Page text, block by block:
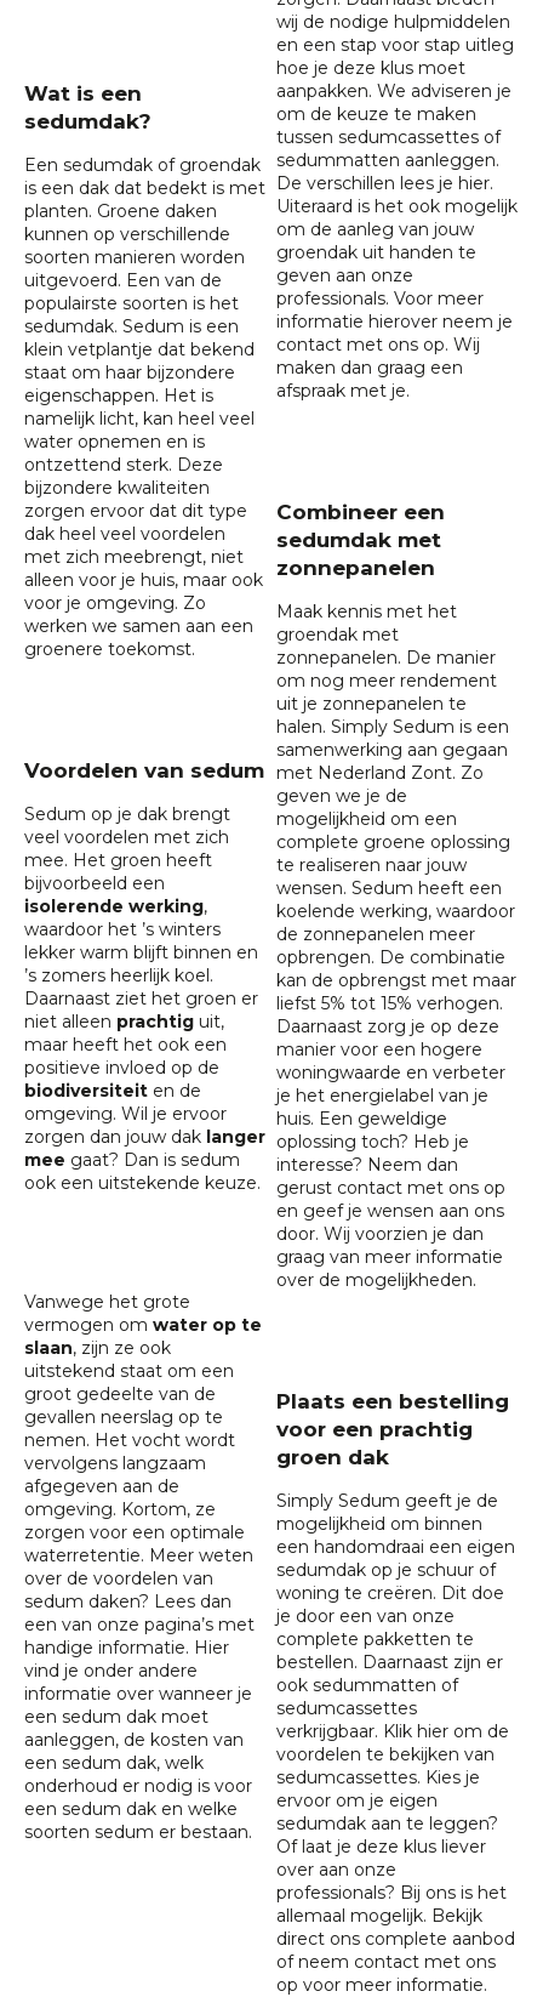
Wat is een
sedumdak?
Een sedumdak of groendak
is een dak dat bedekt is met
planten. Groene daken
kunnen op verschillende
soorten manieren worden
uitgevoerd. Een van de
populairste soorten is het
sedumdak. Sedum is een
klein vetplantje dat bekend
staat om haar bijzondere
eigenschappen. Het is
namelijk licht, kan heel veel
water opnemen en is
ontzettend sterk. Deze
bijzondere kwaliteiten
zorgen ervoor dat dit type
dak heel veel voordelen
met zich meebrengt, niet
alleen voor je huis, maar ook
voor je omgeving. Zo
werken we samen aan een
groenere toekomst.
Voordelen van sedum
Sedum op je dak brengt
veel voordelen met zich
mee. Het groen heeft
bijvoorbeeld een
isolerende werking,
waardoor het ’s winters
lekker warm blijft binnen en
’s zomers heerlijk koel.
Daarnaast ziet het groen er
niet alleen prachtig uit,
maar heeft het ook een
positieve invloed op de
biodiversiteit en de
omgeving. Wil je ervoor
zorgen dan jouw dak langer
mee gaat? Dan is sedum
ook een uitstekende keuze.
Vanwege het grote
vermogen om water op te
slaan, zijn ze ook
uitstekend staat om een
groot gedeelte van de
gevallen neerslag op te
nemen. Het vocht wordt
vervolgens langzaam
afgegeven aan de
omgeving. Kortom, ze
zorgen voor een optimale
waterretentie. Meer weten
over de voordelen van
sedum daken? Lees dan
een van onze pagina’s met
handige informatie. Hier
vind je onder andere
informatie over wanneer je
een sedum dak moet
aanleggen, de kosten van
een sedum dak, welk
onderhoud er nodig is voor
een sedum dak en welke
soorten sedum er bestaan.
wij de nodige hulpmiddelen
en een stap voor stap uitleg
hoe je deze klus moet
aanpakken. We adviseren je
om de keuze te maken
tussen sedumcassettes of
sedummatten aanleggen.
De verschillen lees je hier.
Uiteraard is het ook mogelijk
om de aanleg van jouw
groendak uit handen te
geven aan onze
professionals. Voor meer
informatie hierover neem je
contact met ons op. Wij
maken dan graag een
afspraak met je.
Combineer een
sedumdak met
zonnepanelen
Maak kennis met het
groendak met
zonnepanelen. De manier
om nog meer rendement
uit je zonnepanelen te
halen. Simply Sedum is een
samenwerking aan gegaan
met Nederland Zont. Zo
geven we je de
mogelijkheid om een
complete groene oplossing
te realiseren naar jouw
wensen. Sedum heeft een
koelende werking, waardoor
de zonnepanelen meer
opbrengen. De combinatie
kan de opbrengst met maar
liefst 5% tot 15% verhogen.
Daarnaast zorg je op deze
manier voor een hogere
woningwaarde en verbeter
je het energielabel van je
huis. Een geweldige
oplossing toch? Heb je
interesse? Neem dan
gerust contact met ons op
en geef je wensen aan ons
door. Wij voorzien je dan
graag van meer informatie
over de mogelijkheden.
Plaats een bestelling
voor een prachtig
groen dak
Simply Sedum geeft je de
mogelijkheid om binnen
een handomdraai een eigen
sedumdak op je schuur of
woning te creëren. Dit doe
je door een van onze
complete pakketten te
bestellen. Daarnaast zijn er
ook sedummatten of
sedumcassettes
verkrijgbaar. Klik hier om de
voordelen te bekijken van
sedumcassettes. Kies je
ervoor om je eigen
sedumdak aan te leggen?
Of laat je deze klus liever
over aan onze
professionals? Bij ons is het
allemaal mogelijk. Bekijk
direct ons complete aanbod
of neem contact met ons
op voor meer informatie.